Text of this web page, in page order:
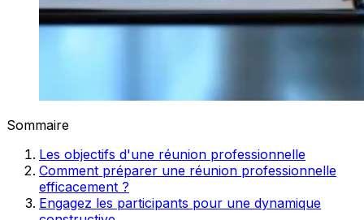
Sommaire
Les objectifs d'une réunion professionnelle
Comment préparer une réunion professionnelle
efficacement ?
Engagez les participants pour une dynamique